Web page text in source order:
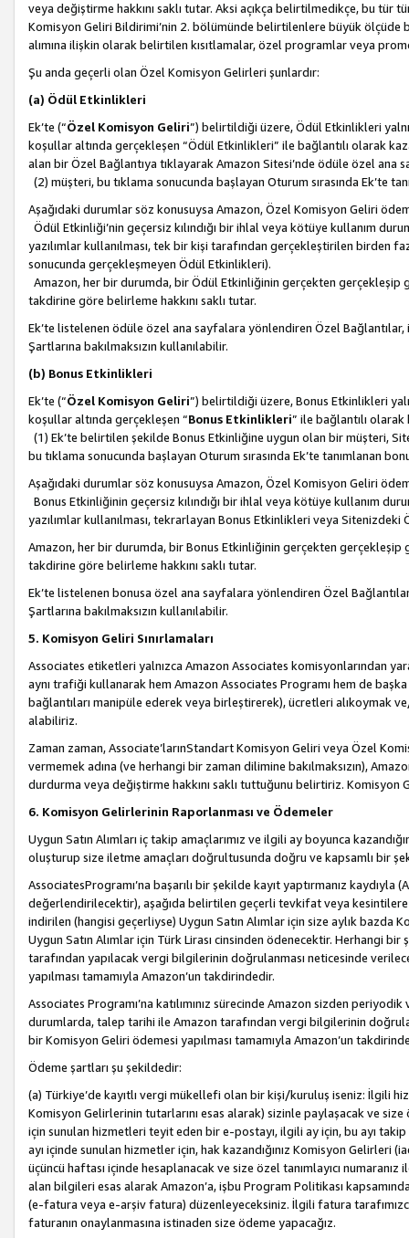
veya değiştirme hakkını saklı tutar. Aksi açıkça belirtilmedikçe, bu tür
Komisyon Geliri Bildirimi’nin 2. bölümünde belirtilenlere büyük ölçüde
alımına ilişkin olarak belirtilen kısıtlamalar, özel programlar veya
Şu anda geçerli olan Özel Komisyon Gelirleri şunlardır:
(a) Ödül Etkinlikleri
Ek’te (“Özel Komisyon Geliri”) belirtildiği üzere, Ödül Etkinlikleri
koşullar altında gerçekleşen “Ödül Etkinlikleri” ile bağlantılı olarak
alan bir Özel Bağlantıya tıklayarak Amazon Sitesi’nde ödüle özel ana
(2) müşteri, bu tıklama sonucunda başlayan Oturum sırasında Ek’te
Aşağıdaki durumlar söz konusuysa Amazon, Özel Komisyon Geliri
Ödül Etkinliği’nin geçersiz kılındığı bir ihlal veya kötüye kullanım
yazılımlar kullanılması, tek bir kişi tarafından gerçekleştirilen
sonucunda gerçekleşmeyen Ödül Etkinlikleri).
Amazon, her bir durumda, bir Ödül Etkinliğinin gerçekten gerçekleşip
takdirine göre belirleme hakkını saklı tutar.
Ek’te listelenen ödüle özel ana sayfalara yönlendiren Özel
Şartlarına bakılmaksızın kullanılabilir.
(b) Bonus Etkinlikleri
Ek’te (“Özel Komisyon Geliri”) belirtildiği üzere, Bonus Etkinlikleri
koşullar altında gerçekleşen “Bonus Etkinlikleri” ile bağlantılı olarak
(1) Ek’te belirtilen şekilde Bonus Etkinliğine uygun olan bir müşteri,
bu tıklama sonucunda başlayan Oturum sırasında Ek’te tanımlanan
Aşağıdaki durumlar söz konusuysa Amazon, Özel Komisyon Geliri
Bonus Etkinliğinin geçersiz kılındığı bir ihlal veya kötüye kullanım
yazılımlar kullanılması, tekrarlayan Bonus Etkinlikleri veya
Amazon, her bir durumda, bir Bonus Etkinliğinin gerçekten gerçekleşip
takdirine göre belirleme hakkını saklı tutar.
Ek’te listelenen bonusa özel ana sayfalara yönlendiren Özel
Şartlarına bakılmaksızın kullanılabilir.
5. Komisyon Geliri Sınırlamaları
Associates etiketleri yalnızca Amazon Associates komisyonlarından
aynı trafiği kullanarak hem Amazon Associates Programı hem de
bağlantıları manipüle ederek veya birleştirerek), ücretleri alıkoymak
alabiliriz.
Zaman zaman, Associate’larınStandart Komisyon Geliri veya Özel
vermemek adına (ve herhangi bir zaman dilimine bakılmaksızın),
durdurma veya değiştirme hakkını saklı tuttuğunu belirtiriz. Komisyon
6. Komisyon Gelirlerinin Raporlanması ve Ödemeler
Uygun Satın Alımları iç takip amaçlarımız ve ilgili ay boyunca
oluşturup size iletme amaçları doğrultusunda doğru ve kapsamlı bir
AssociatesProgramı’na başarılı bir şekilde kayıt yaptırmanız
değerlendirilecektir), aşağıda belirtilen geçerli tevkifat veya
indirilen (hangisi geçerliyse) Uygun Satın Alımlar için size aylık
Uygun Satın Alımlar için Türk Lirası cinsinden ödenecektir. Herhangi
tarafından yapılacak vergi bilgilerinin doğrulanması neticesinde
yapılması tamamıyla Amazon’un takdirindedir.
Associates Programı’na katılımınız sürecinde Amazon sizden
durumlarda, talep tarihi ile Amazon tarafından vergi bilgilerinin
bir Komisyon Geliri ödemesi yapılması tamamıyla Amazon’un
Ödeme şartları şu şekildedir:
(a) Türkiye’de kayıtlı vergi mükellefi olan bir kişi/kuruluş iseniz: İlgili
Komisyon Gelirlerinin tutarlarını esas alarak) sizinle paylaşacak ve
için sunulan hizmetleri teyit eden bir e-postayı, ilgili ay için, bu ayı
ayı içinde sunulan hizmetler için, hak kazandığınız Komisyon Gelirleri
üçüncü haftası içinde hesaplanacak ve size özel tanımlayıcı
alan bilgileri esas alarak Amazon’a, işbu Program Politikası
(e-fatura veya e-arşiv fatura) düzenleyeceksiniz. İlgili fatura
faturanın onaylanmasına istinaden size ödeme yapacağız.